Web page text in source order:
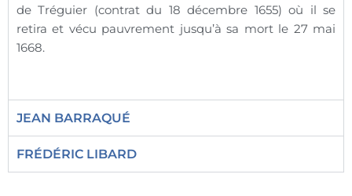
de Tréguier (contrat du 18 décembre 1655) où il se
retira et vécu pauvrement jusqu’à sa mort le 27 mai
1668.
JEAN BARRAQUÉ
FRÉDÉRIC LIBARD